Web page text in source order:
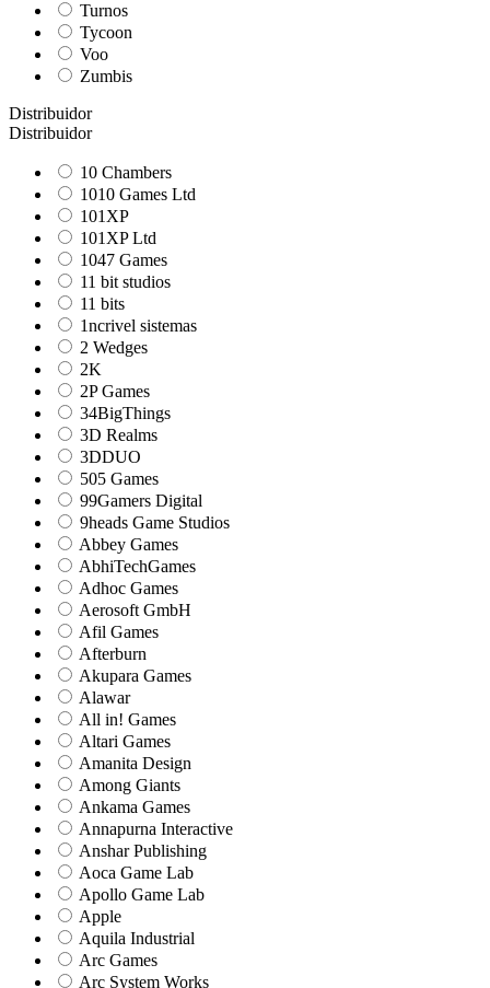
Turnos
Tycoon
Voo
Zumbis
Distribuidor
Distribuidor
10 Chambers
1010 Games Ltd
101XP
101XP Ltd
1047 Games
11 bit studios
11 bits
1ncrivel sistemas
2 Wedges
2K
2P Games
34BigThings
3D Realms
3DDUO
505 Games
99Gamers Digital
9heads Game Studios
Abbey Games
AbhiTechGames
Adhoc Games
Aerosoft GmbH
Afil Games
Afterburn
Akupara Games
Alawar
All in! Games
Altari Games
Amanita Design
Among Giants
Ankama Games
Annapurna Interactive
Anshar Publishing
Aoca Game Lab
Apollo Game Lab
Apple
Aquila Industrial
Arc Games
Arc System Works